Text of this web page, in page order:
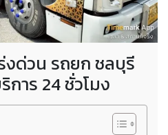
งด่วน รถยก ชลบุรี
การ 24 ชั่วโมง